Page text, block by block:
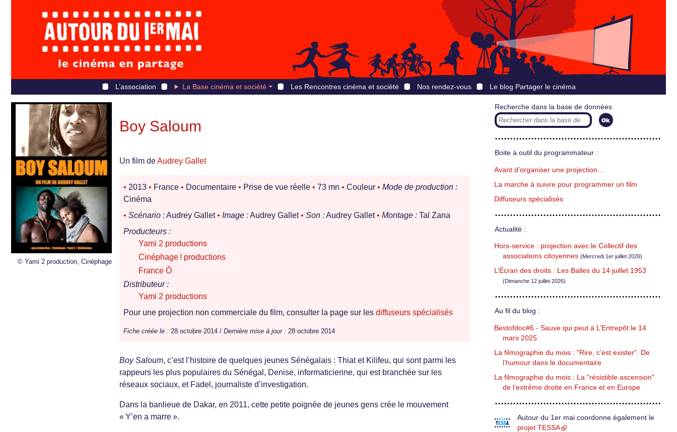
L’association La Base cinéma et société Les Rencontres cinéma et société Nos rendez-vous Le blog Partager le cinéma
© Yami 2 production, Cinéphage
Boy Saloum
Un film deAudrey Gallet
• 2013 • France • Documentaire • Prise de vue réelle • 73 mn • Couleur • Mode de production :
Cinéma
• Scénario :Audrey Gallet• Image :Audrey Gallet• Son :Audrey Gallet• Montage : Tal Zana
Producteurs :
Yami 2 productions
Cinéphage ! productions
France Ô
Distributeur :
Yami 2 productions
Pour une projection non commerciale du film, consulter la page sur les diffuseurs spécialisés
Fiche créée le : 28 octobre 2014 / Dernière mise à jour : 28 octobre 2014
Boy Saloum, c’est l’histoire de quelques jeunes Sénégalais : Thiat et Kilifeu, qui sont parmi les
rappeurs les plus populaires du Sénégal, Denise, informaticienne, qui est branchée sur les
réseaux sociaux, et Fadel, journaliste d’investigation.
Dans la banlieue de Dakar, en 2011, cette petite poignée de jeunes gens crée le mouvement
« Y’en a marre ».
Recherche dans la base de données
Boite à outil du programmateur :
Avant d’organiser une projection…
La marche à suivre pour programmer un film
Diffuseurs spécialisés
Actualité :
Hors-service : projection avec le Collectif des
associations citoyennes (Mercredi 1er juillet 2026)
L’Écran des droits : Les Balles du 14 juillet 1953
(Dimanche 12 juillet 2026)
Au fil du blog :
Bestofdoc#6 - Sauve qui peut à L’Entrepôt le 14
mars 2025
La filmographie du mois : "Rire, c’est exister". De
l’humour dans le documentaire
La filmographie du mois : La "résistible ascension"
de l’extrême droite en France et en Europe
Autour du 1er mai coordonne également le
projet TESSA